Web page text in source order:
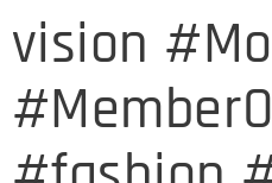
vision